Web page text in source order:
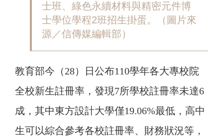
士班、綠色永續材料與精密元件博
士學位學程2班招生掛蛋。（圖片來
源／信傳媒編輯部）
教育部今（28）日公布110學年各大專校院
全校新生註冊率，發現7所學校註冊率未達6
成，其中東方設計大學僅19.06%最低，高中
生可以綜合參考各校註冊率、財務狀況等，